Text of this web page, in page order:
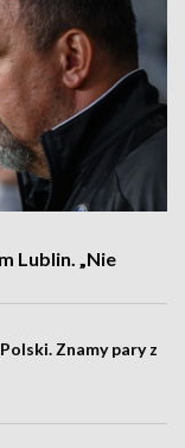
Lublin. „Nie
Znamy pary z